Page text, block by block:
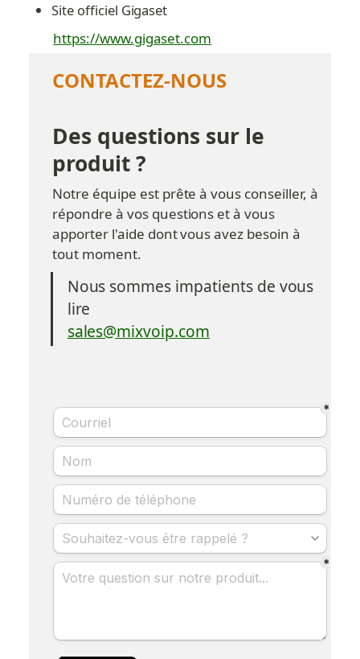
Site officiel Gigaset
https://www.gigaset.com
CONTACTEZ-NOUS
Des questions sur le
produit ?
Notre équipe est prête à vous conseiller, à
répondre à vos questions et à vous
apporter l'aide dont vous avez besoin à
tout moment.
Nous sommes impatients de vous
lire
sales@mixvoip.com